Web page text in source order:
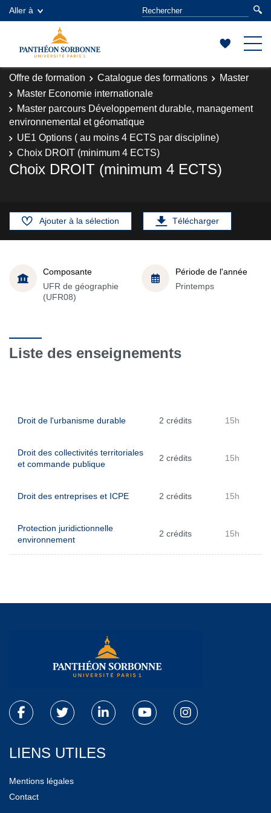
Aller à
Offre de formation Catalogue des formations
Master
Master Economie internationale
Master parcours Développement durable, management
environnemental et géomatique
UE1 Options ( au moins 4 ECTS par discipline)
Choix DROIT (minimum 4 ECTS)
Choix DROIT (minimum 4 ECTS)
Ajouter à la sélection Télécharger
Composante
UFR de géographie
(UFR08)
Période de l'année
Printemps
Liste des enseignements
Droit de l'urbanisme durable 2 crédits 15h
Droit des collectivités territoriales
et commande publique
2 crédits 15h
Droit des entreprises et ICPE 2 crédits 15h
Protection juridictionnelle
environnement
2 crédits 15h
LIENS UTILES
Mentions légales
Contact